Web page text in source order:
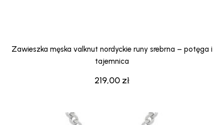
219,00 zł
Zawieszka męska valknut nordyckie runy srebrna – potęga i
tajemnica